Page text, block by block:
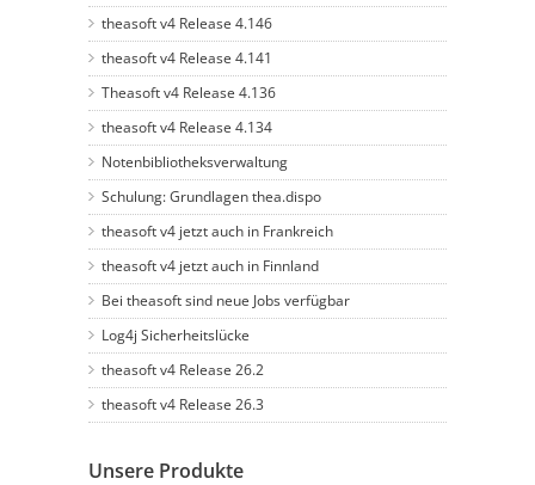
theasoft v4 Release 4.146
theasoft v4 Release 4.141
Theasoft v4 Release 4.136
theasoft v4 Release 4.134
Notenbibliotheksverwaltung
Schulung: Grundlagen thea.dispo
theasoft v4 jetzt auch in Frankreich
theasoft v4 jetzt auch in Finnland
Bei theasoft sind neue Jobs verfügbar
Log4j Sicherheitslücke
theasoft v4 Release 26.2
theasoft v4 Release 26.3
Unsere Produkte